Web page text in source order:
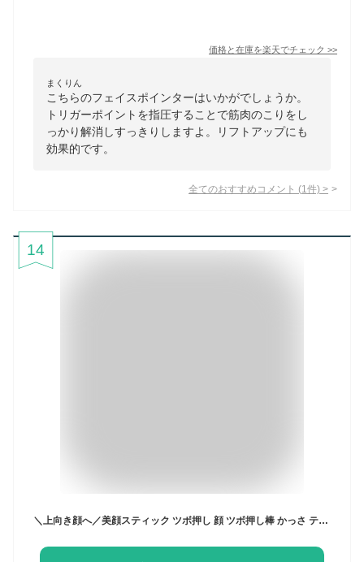
価格と在庫を楽天でチェック >>
まくりん
こちらのフェイスポインターはいかがでしょうか。
トリガーポイントを指圧することで筋肉のこりをし
っかり解消しすっきりしますよ。リフトアップにも
効果的です。
全てのおすすめコメント (1 件) >
14
＼上向き顔へ／美顔スティック ツボ押し 顔 ツボ押し棒 かっさ テラヘルツ 筋膜リリース マッサージ 顔ツボ棒 ペン型美顔器 トリガーポイント 指圧棒 小顔 美顔 携帯用 美顔器 コリほぐし 表情筋 ほうれい線 むくみ くすみ フェイスライン クマ リフトアップ